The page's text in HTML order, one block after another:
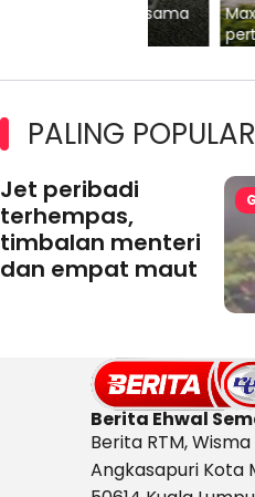
Maxim
pertama
PALING POPULAR
Jet peribadi
terhempas,
timbalan menteri
dan empat maut
Berita Ehwal
Berita RTM,
Angkasapuri Kota